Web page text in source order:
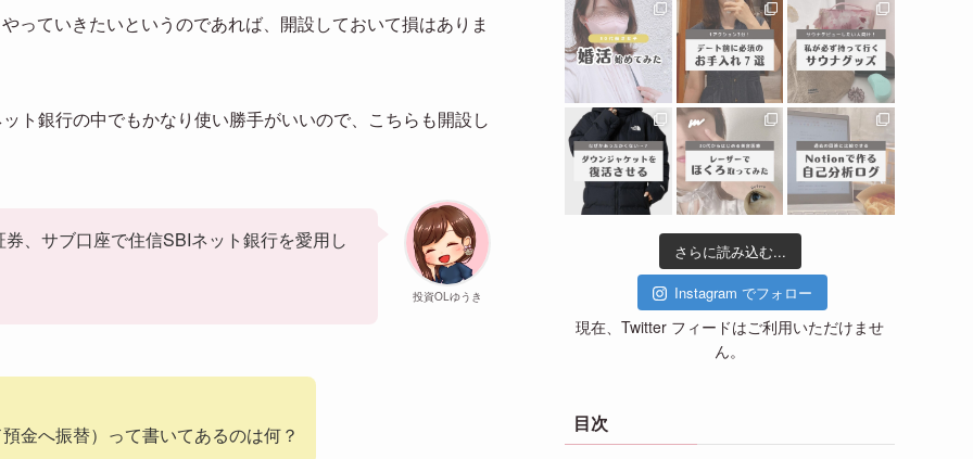
っていきたいというのであれば、開設しておいて損はありま
ト銀行の中でもかなり使い勝手がいいので、こちらも開設し
投資OLゆうき
、サブ口座で住信SBIネット銀行を愛用し
金へ振替）って書いてあるのは何？
さらに読み込む...
Instagram でフォロー
現在、Twitter フィードはご利用いただけませ
ん。
目次